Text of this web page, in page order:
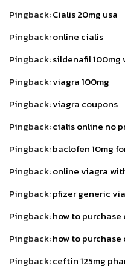
Pingback:Cialis 20mg usa
Pingback:online cialis
Pingback:sildenafil
Pingback:viagra 100mg
Pingback:viagra coupons
Pingback:cialis online no
Pingback:baclofen 10mg
Pingback:online viagra
Pingback:pfizer generic
Pingback:how to
Pingback:how to purchase
Pingback:ceftin 125mg